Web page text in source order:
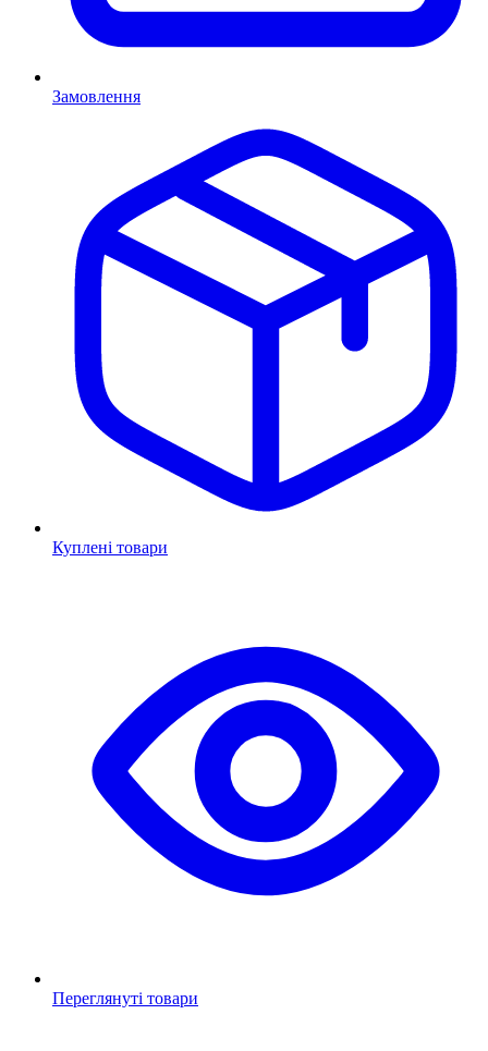
Замовлення
Куплені товари
Переглянуті товари